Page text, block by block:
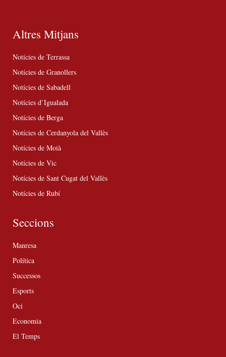
Altres Mitjans
Notícies de Terrassa
Notícies de Granollers
Notícies de Sabadell
Notícies d’Igualada
Notícies de Berga
Notícies de Cerdanyola del Vallès
Notícies de Moià
Notícies de Vic
Notícies de Sant Cugat del Vallès
Notícies de Rubí
Seccions
Manresa
Política
Successos
Esports
Oci
Economia
El Temps